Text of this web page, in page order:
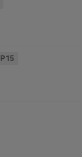
P15